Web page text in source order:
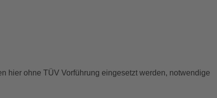
hier ohne TÜV Vorführung eingesetzt werden, notwendige